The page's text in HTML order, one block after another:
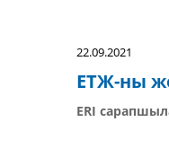
22.09.2021
ЕТЖ-ны
ERI